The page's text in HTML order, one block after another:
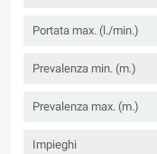
Portata max. (l./min.)
Prevalenza min. (m.)
Prevalenza max. (m.)
Impieghi